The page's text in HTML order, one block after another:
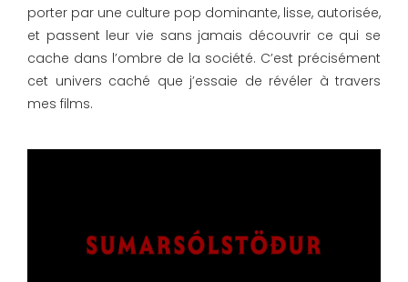
porter par une culture pop dominante, lisse, autorisée,
et passent leur vie sans jamais découvrir ce qui se
cache dans l’ombre de la société. C’est précisément
cet univers caché que j’essaie de révéler à travers
mes films.